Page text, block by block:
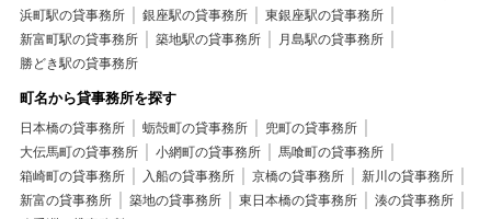
浜町駅の貸事務所
銀座駅の貸事務所
東銀座駅の貸事務所
新富町駅の貸事務所
築地駅の貸事務所
月島駅の貸事務所
勝どき駅の貸事務所
町名から貸事務所を探す
日本橋の貸事務所 蛎殻町の貸事務所
兜町の貸事務所
大伝馬町の貸事務所
小網町の貸事務所
馬喰町の貸事務所
箱崎町の貸事務所
入船の貸事務所 京橋の貸事務所
新川の貸事務所
新富の貸事務所
築地の貸事務所 東日本橋の貸事務所
湊の貸事務所